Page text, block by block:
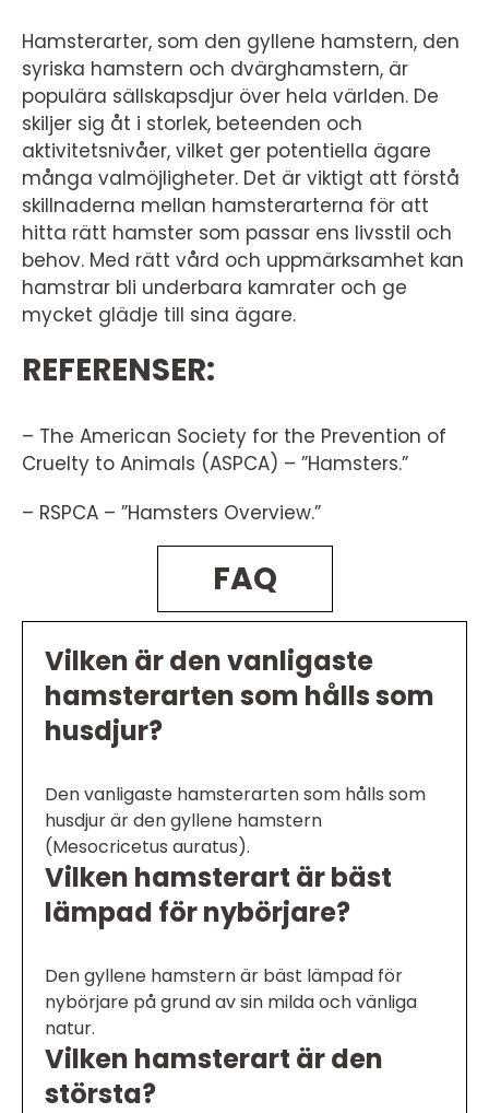
Hamsterarter, som den gyllene hamstern, den
syriska hamstern och dvärghamstern, är
populära sällskapsdjur över hela världen. De
skiljer sig åt i storlek, beteenden och
aktivitetsnivåer, vilket ger potentiella ägare
många valmöjligheter. Det är viktigt att förstå
skillnaderna mellan hamsterarterna för att
hitta rätt hamster som passar ens livsstil och
behov. Med rätt vård och uppmärksamhet kan
hamstrar bli underbara kamrater och ge
mycket glädje till sina ägare.
REFERENSER:
– The American Society for the Prevention of
Cruelty to Animals (ASPCA) – ”Hamsters.”
– RSPCA – ”Hamsters Overview.”
FAQ
Vilken är den vanligaste
hamsterarten som hålls som
husdjur?
Den vanligaste hamsterarten som hålls som
husdjur är den gyllene hamstern
(Mesocricetus auratus).
Vilken hamsterart är bäst
lämpad för nybörjare?
Den gyllene hamstern är bäst lämpad för
nybörjare på grund av sin milda och vänliga
natur.
Vilken hamsterart är den
största?